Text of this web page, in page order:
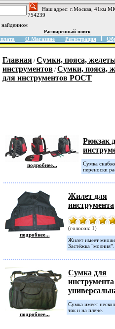
Наш адрес: г.Москва, 41км
754239
найденном
Расширенный поиск
О Магазине Регистрация
Главная / Сумки, пояса,
инструментов / Сумки, пояса,
для инструментов РОСТ
подробнее...
Рюкзак
Сумка
переноски
подробнее...
Жилет для
инструмента
(голосов: 1)
Жилет имеет
Застёжка "молния".
подробнее...
Сумка для
инструмента
Сумка имеет
так и на плече.